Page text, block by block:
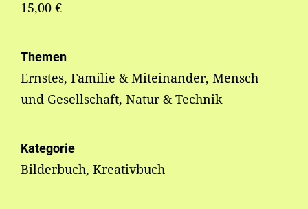
15,00 €
Themen
Ernstes, Familie & Miteinander, Mensch
und Gesellschaft, Natur & Technik
Kategorie
Bilderbuch, Kreativbuch